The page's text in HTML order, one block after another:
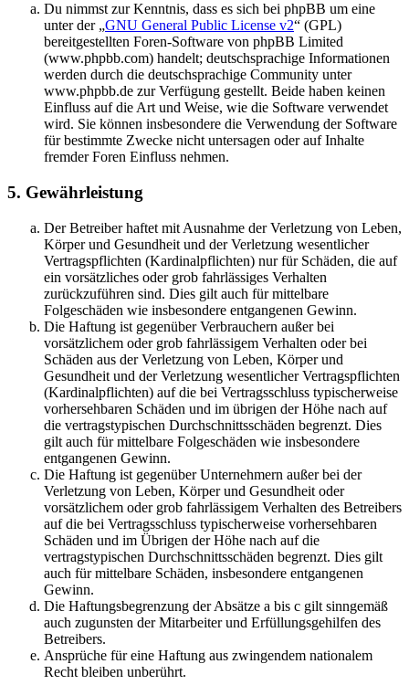
Du nimmst zur Kenntnis, dass es sich bei phpBB um eine
unter der „GNU General Public License v2“ (GPL)
bereitgestellten Foren-Software von phpBB Limited
(www.phpbb.com) handelt; deutschsprachige Informationen
werden durch die deutschsprachige Community unter
www.phpbb.de zur Verfügung gestellt. Beide haben keinen
Einfluss auf die Art und Weise, wie die Software verwendet
wird. Sie können insbesondere die Verwendung der Software
für bestimmte Zwecke nicht untersagen oder auf Inhalte
fremder Foren Einfluss nehmen.
5. Gewährleistung
Der Betreiber haftet mit Ausnahme der Verletzung von Leben,
Körper und Gesundheit und der Verletzung wesentlicher
Vertragspflichten (Kardinalpflichten) nur für Schäden, die auf
ein vorsätzliches oder grob fahrlässiges Verhalten
zurückzuführen sind. Dies gilt auch für mittelbare
Folgeschäden wie insbesondere entgangenen Gewinn.
Die Haftung ist gegenüber Verbrauchern außer bei
vorsätzlichem oder grob fahrlässigem Verhalten oder bei
Schäden aus der Verletzung von Leben, Körper und
Gesundheit und der Verletzung wesentlicher Vertragspflichten
(Kardinalpflichten) auf die bei Vertragsschluss typischerweise
vorhersehbaren Schäden und im übrigen der Höhe nach auf
die vertragstypischen Durchschnittsschäden begrenzt. Dies
gilt auch für mittelbare Folgeschäden wie insbesondere
entgangenen Gewinn.
Die Haftung ist gegenüber Unternehmern außer bei der
Verletzung von Leben, Körper und Gesundheit oder
vorsätzlichem oder grob fahrlässigem Verhalten des Betreibers
auf die bei Vertragsschluss typischerweise vorhersehbaren
Schäden und im Übrigen der Höhe nach auf die
vertragstypischen Durchschnittsschäden begrenzt. Dies gilt
auch für mittelbare Schäden, insbesondere entgangenen
Gewinn.
Die Haftungsbegrenzung der Absätze a bis c gilt sinngemäß
auch zugunsten der Mitarbeiter und Erfüllungsgehilfen des
Betreibers.
Ansprüche für eine Haftung aus zwingendem nationalem
Recht bleiben unberührt.